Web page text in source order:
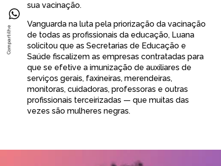
sua vacinação.
Vanguarda na luta pela priorização da vacinação
de todas as profissionais da educação, Luana
solicitou que as Secretarias de Educação e
Saúde fiscalizem as empresas contratadas para
que se efetive a imunização de auxiliares de
serviços gerais, faxineiras, merendeiras,
monitoras, cuidadoras, professoras e outras
profissionais terceirizadas — que muitas das
vezes são mulheres negras.